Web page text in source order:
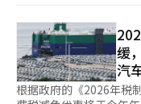
统能够精确识别车内遗
此性能，韩国市场的定
今年进口车排名第四的
市场消费者对混合动力
狮DM-i'。吉利汽车集团
计划。从8月5日至明年8
即5亿股，最高回购金额
此次回购规模为历史第
将注销持有的2亿股自家股票。 股价下跌 尽管如此
天表现疲软。下午一度
2871日元，最终收于2918日元
动车的涌入，同比激增
23.3%。 尽管零部件供应短缺，混合动力车（HEV）仍销售
289814辆（占比34.1%），
纯内燃机车的销售比例
减少了11.7个百分点。
供应限制，同比骤减59.5%。 KAMA分析认为，今年
5.1%。国内销售下降14.4%，
索纳塔（4,584辆）和圣
车在最近的第二季度业
市场需求减缓的情况愈发明显。 同一时期，起亚
售54,604辆，海外销售
缓
汽
根据政府的《2026年税